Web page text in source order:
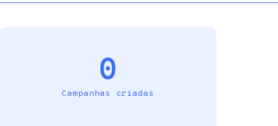
0
Campanhas criadas